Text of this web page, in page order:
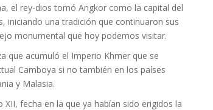
el rey-dios tomó Angkor como la capital del
iniciando una tradición que continuaron sus
monumental que hoy podemos visitar.
que acumuló el Imperio Khmer que se
Camboya si no también en los países
y Malasia.
fecha en la que ya habían sido erigidos la